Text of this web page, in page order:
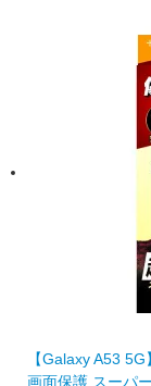
【Galaxy A53
画面保護 スーパ